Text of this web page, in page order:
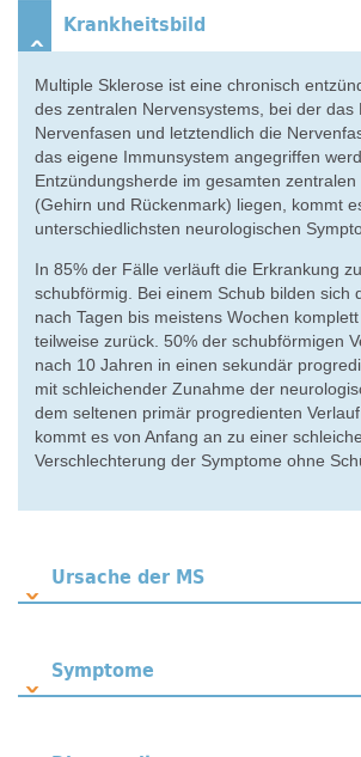
Krankheitsbild
Multiple Sklerose ist eine chronisch
des zentralen Nervensystems, bei der das
Nervenfasen und letztendlich die
das eigene Immunsystem angegriffen
Entzündungsherde im gesamten zentralen
(Gehirn und Rückenmark) liegen, kommt
unterschiedlichsten neurologischen
In 85% der Fälle verläuft die Erkrankung
schubförmig. Bei einem Schub bilden sich
nach Tagen bis meistens Wochen
teilweise zurück. 50% der schubförmigen
nach 10 Jahren in einen sekundär
mit schleichender Zunahme der
dem seltenen primär progredienten
kommt es von Anfang an zu einer
Verschlechterung der Symptome ohne
Ursache der MS
Symptome